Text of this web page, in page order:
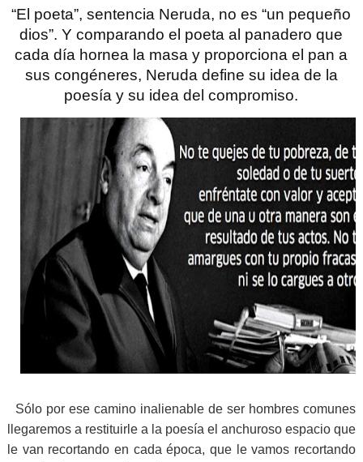
“El poeta”, sentencia Neruda, no es “un pequeño
dios”. Y comparando el poeta al panadero que
cada día hornea la masa y proporciona el pan a
sus congéneres, Neruda define su idea de la
poesía y su idea del compromiso.
Sólo por ese camino inalienable de ser hombres comunes
llegaremos a restituirle a la poesía el anchuroso espacio que
le van recortando en cada época, que le vamos recortando